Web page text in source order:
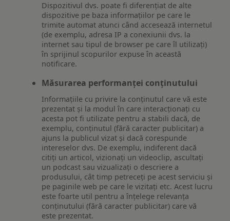
Dispozitivul dvs. poate fi diferențiat de alte
dispozitive pe baza informațiilor pe care le
trimite automat atunci când accesează internetul
(de exemplu, adresa IP a conexiunii dvs. la
internet sau tipul de browser pe care îl utilizați)
în sprijinul scopurilor expuse în această
notificare.
Măsurarea performanței conținutului
Informațiile cu privire la conținutul care vă este
prezentat și la modul în care interacționați cu
acesta pot fi utilizate pentru a stabili dacă, de
exemplu, conținutul (fără caracter publicitar) a
ajuns la publicul vizat și dacă corespunde
intereselor dvs. De exemplu, indiferent dacă
citiți un articol, vizionați un videoclip, ascultați
un podcast sau vizualizați o descriere a
produsului, cât timp petreceți pe acest serviciu și
pe paginile web pe care le vizitați etc. Acest lucru
este foarte util pentru a înțelege relevanța
conținutului (fără caracter publicitar) care vă
este prezentat.